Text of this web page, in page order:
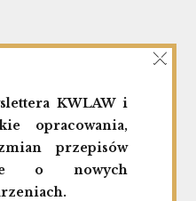
Onico SA
KWLAW i
opracowania,
przepisów
o nowych
×